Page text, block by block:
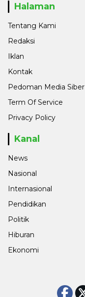
Halaman
Tentang Kami
Redaksi
Iklan
Kontak
Pedoman Media Siber
Term Of Service
Privacy Policy
Kanal
News
Nasional
Internasional
Pendidikan
Politik
Hiburan
Ekonomi